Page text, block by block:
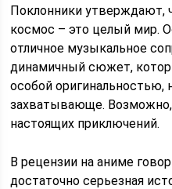
Поклонники утверждают,
космос – это целый мир.
отличное музыкальное
динамичный сюжет,
особой оригинальностью,
захватывающе.
настоящих приключений.
В рецензии на аниме
достаточно серьезная